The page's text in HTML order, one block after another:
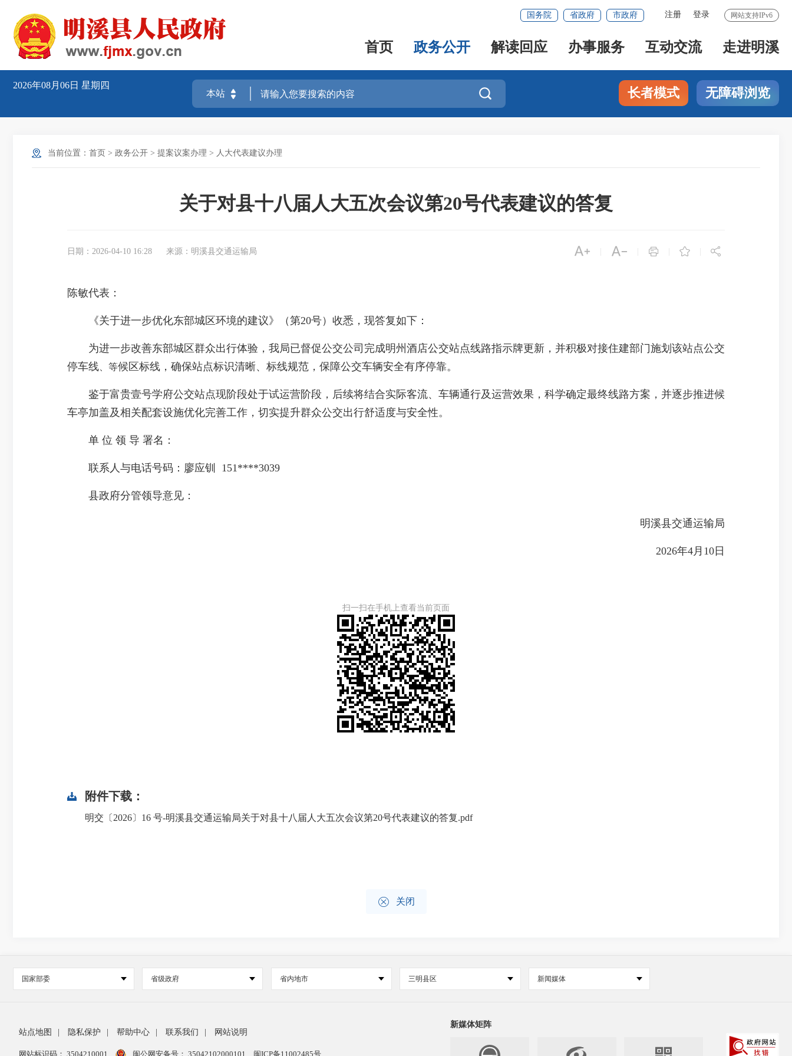
网站支持IPv6
注册 登录
国务院 省政府 市政府
首页 政务公开 解读回应 办事服务 互动交流 走进明溪
2026年08月06日 星期四
 长者模式 无障碍浏览
当前位置： 首页 > 政务公开 > 提案议案办理 > 人大代表建议办理
关于对县十八届人大五次会议第20号代表建议的答复
日期：2026-04-10 16:28 来源：明溪县交通运输局     
陈敏代表：
《关于进一步优化东部城区环境的建议》（第20号）收悉，现答复如下：
为进一步改善东部城区群众出行体验，我局已督促公交公司完成明州酒店公交站点线路指示牌更新，并积极对接住建部门施划该站点公交
停车线 、等候区标线，确保站点标识清晰、标线规范，保障公交车辆安全有序停靠。
鉴于富贵壹号学府公交站点现阶段处于试运营阶段，后续将结合实际客流、车辆通行及运营效果，科学确定最终线路方案，并逐步推进候
车亭加盖及相关配套设施优化完善工作，切实提升群众公交出行舒适度与安全性。
单 位 领 导 署名：
联系人与电话号码：廖应钏 151****3039
县政府分管领导意见：
明溪县交通运输局
2026年4月10日
扫一扫在手机上查看当前页面
附件下载：
明交〔2026〕16 号-明溪县交通运输局关于对县十八届人大五次会议第20号代表建议的答复.pdf
 关闭
国家部委 省级政府 省内地市 三明县区 新闻媒体
站点地图 隐私保护 帮助中心 联系我们 网站说明
网站标识码： 3504210001 闽公网安备号： 35042102000101 闽ICP备11002485号
新媒体矩阵